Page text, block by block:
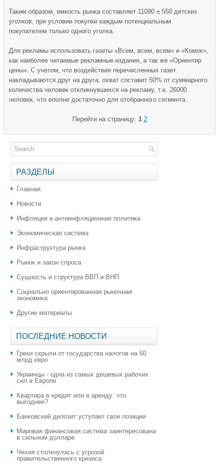
Таким образом, емкость рынка составляет 11090 ± 550 детских
уголков, при условии покупки каждым потенциальным
покупателем только одного уголка.
Для рекламы использовать газеты «Всем, всем, всем» и «Комок»,
как наиболее читаемые рекламные издания, а так же «Ориентир
цены». С учетом, что воздействия перечисленных газет
накладываются друг на друга, охват составит 50% от суммарного
количества человек откликнувшихся на рекламу, т.е. 26000
человек, что вполне достаточно для отобранного сегмента.
Перейти на страницу: 1 2
РАЗДЕЛЫ
Главная
Новости
Инфляция и антиинфляционная политика
Экономическая система
Инфраструктура рынка
Рынок и закон спроса
Сущность и структура ВВП и ВНП
Социально ориентированная рыночная
экономика
Другие материалы
ПОСЛЕДНИЕ НОВОСТИ
Греки скрыли от государства налогов на 60
млрд евро
Украинцы - одна из самых дешевых рабочих
сил в Европе
Квартира в кредит или в аренду: что
выгоднее?
​Банковский депозит уступает свои позиции
Мировая финансовая система заинтересована
в сильном долларе
Чехия столкнулась с угрозой
правительственного кризиса